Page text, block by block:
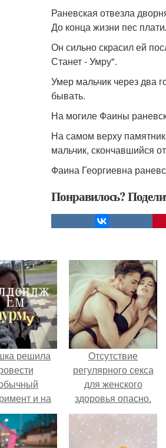
Раневская отвезла
До конца жизни пес
Он сильно скрасил ей
Станет - Умру".
Умер мальчик через два
бывать.
На могиле Фаины
На самом верху
мальчик, скончавшийся
Фаина Георгиевна
Понравилось?
решила
и на
30
питалась
шаурмой.
Отсутствие
регулярного секса
для женского
здоровья опасно.